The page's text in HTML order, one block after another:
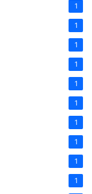
1
1
1
1
1
1
1
1
1
1